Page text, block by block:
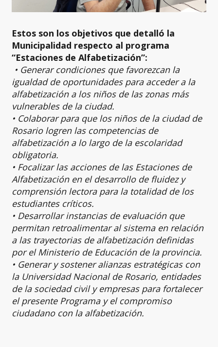
Estos son los objetivos que detalló la
Municipalidad respecto al programa
“Estaciones de Alfabetización”:
• Generar condiciones que favorezcan la
igualdad de oportunidades para acceder a la
alfabetización a los niños de las zonas más
vulnerables de la ciudad.
• Colaborar para que los niños de la ciudad de
Rosario logren las competencias de
alfabetización a lo largo de la escolaridad
obligatoria.
• Focalizar las acciones de las Estaciones de
Alfabetización en el desarrollo de fluidez y
comprensión lectora para la totalidad de los
estudiantes críticos.
• Desarrollar instancias de evaluación que
permitan retroalimentar al sistema en relación
a las trayectorias de alfabetización definidas
por el Ministerio de Educación de la provincia.
• Generar y sostener alianzas estratégicas con
la Universidad Nacional de Rosario, entidades
de la sociedad civil y empresas para fortalecer
el presente Programa y el compromiso
ciudadano con la alfabetización.